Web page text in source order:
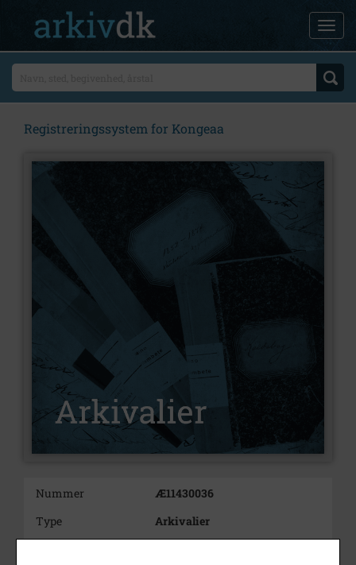
Registreringssystem for Kongeaa
Nummer
Æ11430036
Type
Arkivalier